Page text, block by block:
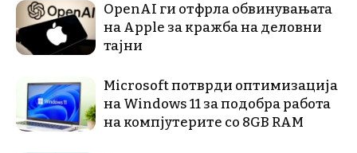
OpenAI ги отфрла обвинувањата
на Apple за кражба на деловни
тајни
Microsoft потврди оптимизација
на Windows 11 за подобра работа
на компјутерите со 8GB RAM